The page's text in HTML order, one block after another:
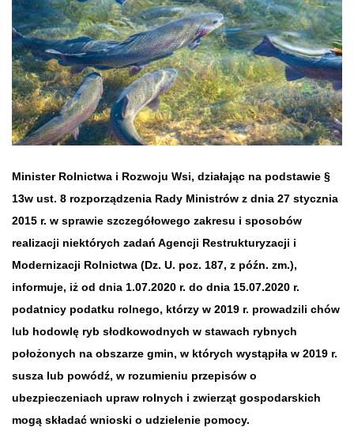
Minister Rolnictwa i Rozwoju Wsi, działając na podstawie §
13w ust. 8 rozporządzenia Rady Ministrów z dnia 27 stycznia
2015 r. w sprawie szczegółowego zakresu i sposobów
realizacji niektórych zadań Agencji Restrukturyzacji i
Modernizacji Rolnictwa (Dz. U. poz. 187, z późn. zm.),
informuje, iż od dnia 1.07.2020 r. do dnia 15.07.2020 r.
podatnicy podatku rolnego, którzy w 2019 r. prowadzili chów
lub hodowlę ryb słodkowodnych w stawach rybnych
położonych na obszarze gmin, w których wystąpiła w 2019 r.
susza lub powódź, w rozumieniu przepisów o
ubezpieczeniach upraw rolnych i zwierząt gospodarskich
mogą składać wnioski o udzielenie pomocy.